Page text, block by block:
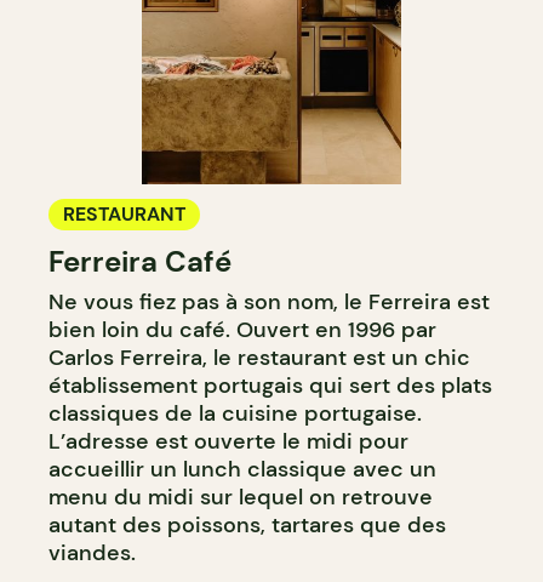
RESTAURANT
Ferreira Café
Ne vous fiez pas à son nom, le Ferreira est
bien loin du café. Ouvert en 1996 par
Carlos Ferreira, le restaurant est un chic
établissement portugais qui sert des plats
classiques de la cuisine portugaise.
L’adresse est ouverte le midi pour
accueillir un lunch classique avec un
menu du midi sur lequel on retrouve
autant des poissons, tartares que des
viandes.